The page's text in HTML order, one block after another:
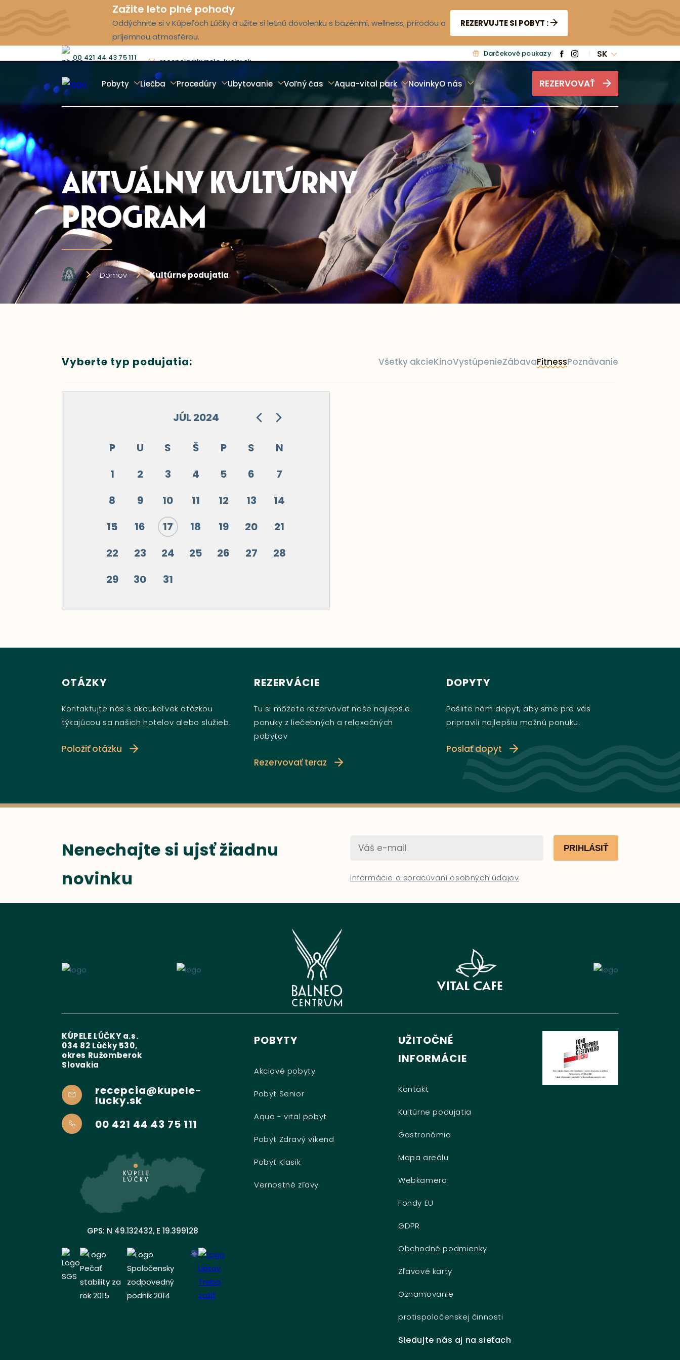
Zažite leto plné pohody
Oddýchnite si v Kúpeľoch Lúčky a užite si letnú dovolenku s bazénmi, wellness, prírodou a
príjemnou atmosférou.
REZERVUJTE SI POBYT :
00 421 44 43 75 111 recepcia@kupele-lucky.sk
Darčekové poukazy SK
Pobyty Liečba Procedúry Ubytovanie Voľný čas Aqua-vital park NovinkyO nás REZERVOVAŤ
AKTUÁLNY KULTÚRNY
PROGRAM
Domov Kultúrne podujatia
Vyberte typ podujatia: Všetky akcieKinoVystúpenieZábavaFitnessPoznávanie
JÚL 2024
P U S Š P S
N
1
2 3 4 5 6
7
8
9 10 11 12 13
14
15
16 17 18 19 20
21
22
23 24 25 26 27
28
29
30 31
OTÁZKY
Kontaktujte nás s akoukoľvek otázkou
týkajúcou sa našich hotelov alebo služieb.
Položiť otázku
REZERVÁCIE
Tu si môžete rezervovať naše najlepšie
ponuky z liečebných a relaxačných
pobytov
Rezervovať teraz
DOPYTY
Pošlite nám dopyt, aby sme pre vás
pripravili najlepšiu možnú ponuku.
Poslať dopyt
Nenechajte si ujsť žiadnu
novinku
PRIHLÁSIŤ
Informácie o spracúvaní osobných údajov
KÚPELE LÚČKY a.s.
034 82 Lúčky 530,
okres Ružomberok
Slovakia
recepcia@kupele-
lucky.sk
00 421 44 43 75 111
GPS: N 49.132432, E 19.399128
POBYTY
Akciové pobyty
Pobyt Senior
Aqua - vital pobyt
Pobyt Zdravý víkend
Pobyt Klasik
Vernostné zľavy
UŽITOČNÉ
INFORMÁCIE
Kontakt
Kultúrne podujatia
Gastronómia
Mapa areálu
Webkamera
Fondy EU
GDPR
Obchodné podmienky
Zľavové karty
Oznamovanie
protispoločenskej činnosti
Sledujte nás aj na sieťach